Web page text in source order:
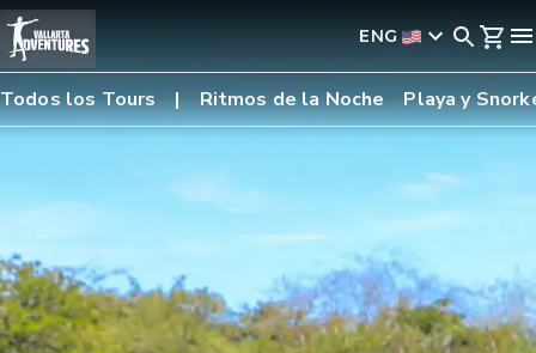
ENG
Todos los Tours Ritmos de la Noche Playa y